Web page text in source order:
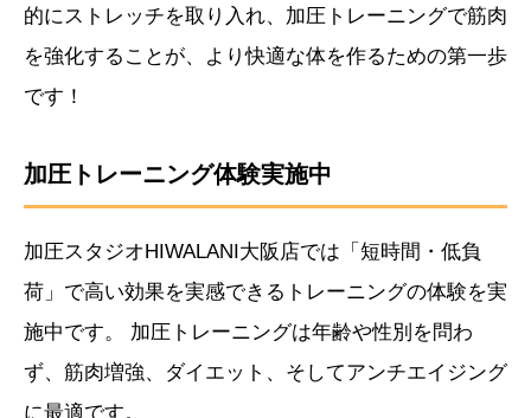
的にストレッチを取り入れ、加圧トレーニングで筋肉
を強化することが、より快適な体を作るための第一歩
です！
加圧トレーニング体験実施中
加圧スタジオHIWALANI大阪店では「短時間・低負
荷」で高い効果を実感できるトレーニングの体験を実
施中です。 加圧トレーニングは年齢や性別を問わ
ず、筋肉増強、ダイエット、そしてアンチエイジング
に最適です。